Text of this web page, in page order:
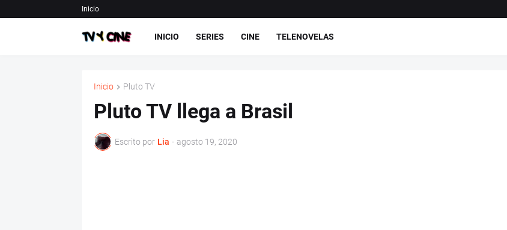
Inicio
INICIO SERIES CINE TELENOVELAS
Inicio Pluto TV
Pluto TV llega a Brasil
Escrito por Lia - agosto 19, 2020